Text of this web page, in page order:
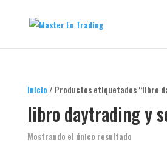
Inicio / Productos etiquetados “libro
libro daytrading y
Mostrando el único resultado